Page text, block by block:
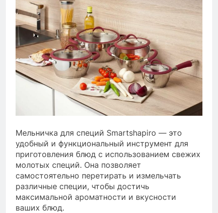
Мельничка для специй Smartshapiro — это
удобный и функциональный инструмент для
приготовления блюд с использованием свежих
молотых специй. Она позволяет
самостоятельно перетирать и измельчать
различные специи, чтобы достичь
максимальной ароматности и вкусности
ваших блюд.